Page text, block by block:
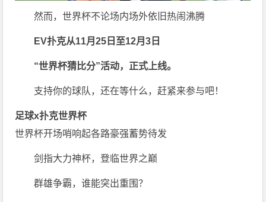
然而，世界杯不论场内场外依旧热闹沸腾
EV扑克从11月25日至12月3日
“世界杯猜比分”活动，正式上线。
支持你的球队，还在等什么，赶紧来参与吧！
足球x扑克世界杯
世界杯开场哨响起各路豪强蓄势待发
剑指大力神杯，登临世界之巅
群雄争霸，谁能突出重围？